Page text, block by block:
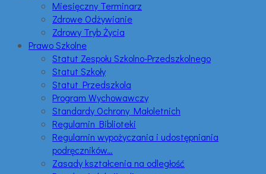
Miesięczny Terminarz
Zdrowe Odżywianie
Zdrowy Tryb Życia
Prawo Szkolne
Statut Zespołu Szkolno-Przedszkolnego
Statut Szkoły
Statut Przedszkola
Program Wychowawczy
Standardy Ochrony Małoletnich
Regulamin Biblioteki
Regulamin wypożyczania i udostępniania
podręczników…
Zasady kształcenia na odległość